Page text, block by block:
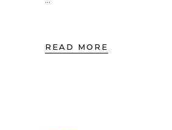
READ MORE